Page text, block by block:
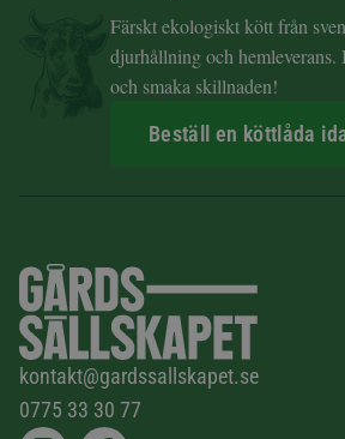
Färskt ekologiskt kött från
djurhållning och hemleverans.
och smaka skillnaden!
Beställ en köttlåda
kontakt@gardssallskapet.se
0775 33 30 77